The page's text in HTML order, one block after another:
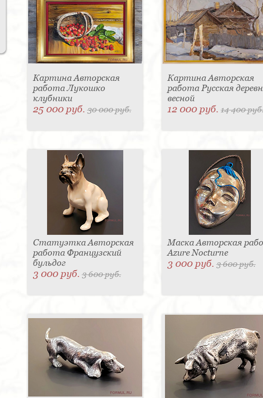
Картина Авторская
работа Лукошко
клубники
25 000 руб.30 000 руб.
Картина Авторская
работа Русская
весной
12 000 руб. 14 400
Статуэтка Авторская
работа Французский
бульдог
3 000 руб.3 600 руб.
Маска Авторская
Azure Nocturne
3 000 руб. 3 600 руб.